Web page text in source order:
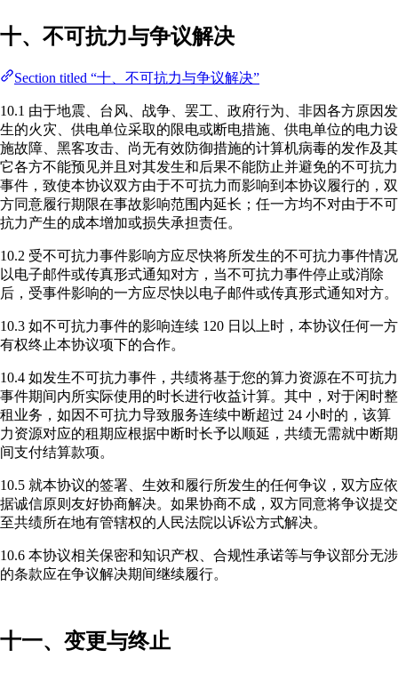
十、不可抗力与争议解决
Section titled “十、不可抗力与争议解决”
10.1 由于地震、台风、战争、罢工、政府行为、非因各方原因发
生的火灾、供电单位采取的限电或断电措施、供电单位的电力设
施故障、黑客攻击、尚无有效防御措施的计算机病毒的发作及其
它各方不能预见并且对其发生和后果不能防止并避免的不可抗力
事件，致使本协议双方由于不可抗力而影响到本协议履行的，双
方同意履行期限在事故影响范围内延长；任一方均不对由于不可
抗力产生的成本增加或损失承担责任。
10.2 受不可抗力事件影响方应尽快将所发生的不可抗力事件情况
以电子邮件或传真形式通知对方，当不可抗力事件停止或消除
后，受事件影响的一方应尽快以电子邮件或传真形式通知对方。
10.3 如不可抗力事件的影响连续 120 日以上时，本协议任何一方
有权终止本协议项下的合作。
10.4 如发生不可抗力事件，共绩将基于您的算力资源在不可抗力
事件期间内所实际使用的时长进行收益计算。其中，对于闲时整
租业务，如因不可抗力导致服务连续中断超过 24 小时的，该算
力资源对应的租期应根据中断时长予以顺延，共绩无需就中断期
间支付结算款项。
10.5 就本协议的签署、生效和履行所发生的任何争议，双方应依
据诚信原则友好协商解决。如果协商不成，双方同意将争议提交
至共绩所在地有管辖权的人民法院以诉讼方式解决。
10.6 本协议相关保密和知识产权、合规性承诺等与争议部分无涉
的条款应在争议解决期间继续履行。
十一、变更与终止